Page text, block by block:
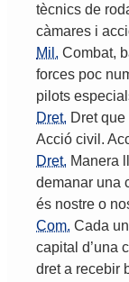
tècnics de
càmares i
Mil. Combat,
forces poc
pilots
Dret. Dret que
Acció civil .
Dret. Manera
demanar una
és nostre o
Com. Cada
capital d’una
dret a recebir